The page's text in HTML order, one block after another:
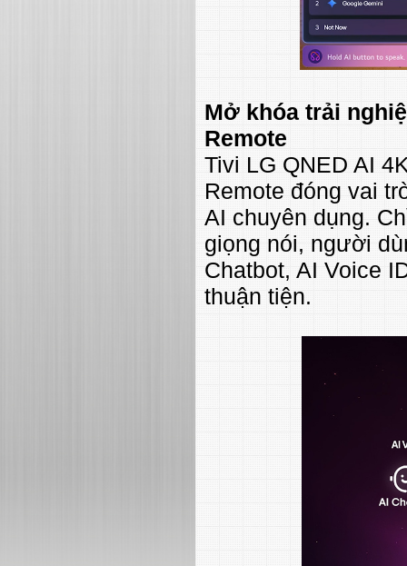
Mở khóa trải
Remote
Tivi LG QNED AI
Remote đóng vai
AI chuyên dụng.
giọng nói, người
Chatbot, AI Voice
thuận tiện.